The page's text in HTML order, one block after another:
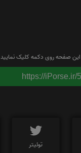
صفحه روی دکمه کلیک نمایید
https://iPorse.ir/
توئیتر